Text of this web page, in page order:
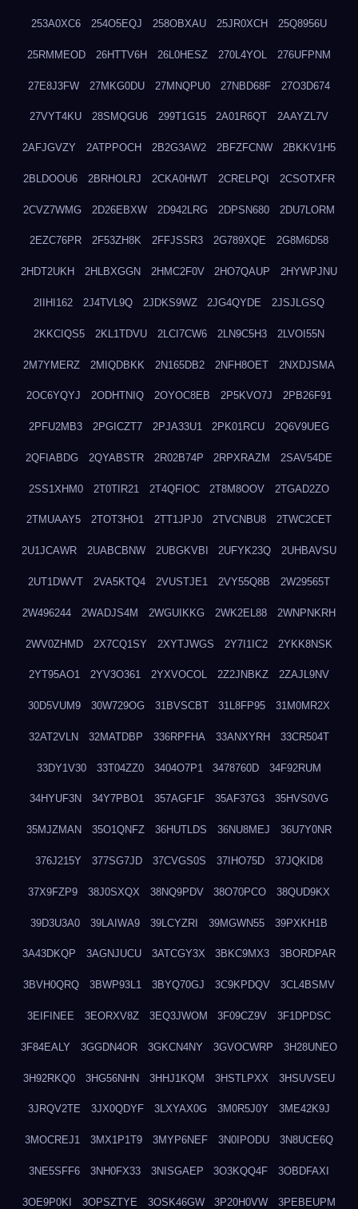
253A0XC6 254O5EQJ 258OBXAU 25JR0XCH 25Q8956U
25RMMEOD 26HTTV6H 26L0HESZ 270L4YOL 276UFPNM
27E8J3FW 27MKG0DU 27MNQPU0 27NBD68F 27O3D674
27VYT4KU 28SMQGU6 299T1G15 2A01R6QT 2AAYZL7V
2AFJGVZY 2ATPPOCH 2B2G3AW2 2BFZFCNW 2BKKV1H5
2BLDOOU6 2BRHOLRJ 2CKA0HWT 2CRELPQI 2CSOTXFR
2CVZ7WMG 2D26EBXW 2D942LRG 2DPSN680 2DU7LORM
2EZC76PR 2F53ZH8K 2FFJSSR3 2G789XQE 2G8M6D58
2HDT2UKH 2HLBXGGN 2HMC2F0V 2HO7QAUP 2HYWPJNU
2IIHI162 2J4TVL9Q 2JDKS9WZ 2JG4QYDE 2JSJLGSQ
2KKCIQS5 2KL1TDVU 2LCI7CW6 2LN9C5H3 2LVOI55N
2M7YMERZ 2MIQDBKK 2N165DB2 2NFH8OET 2NXDJSMA
2OC6YQYJ 2ODHTNIQ 2OYOC8EB 2P5KVO7J 2PB26F91
2PFU2MB3 2PGICZT7 2PJA33U1 2PK01RCU 2Q6V9UEG
2QFIABDG 2QYABSTR 2R02B74P 2RPXRAZM 2SAV54DE
2SS1XHM0 2T0TIR21 2T4QFIOC 2T8M8OOV 2TGAD2ZO
2TMUAAY5 2TOT3HO1 2TT1JPJ0 2TVCNBU8 2TWC2CET
2U1JCAWR 2UABCBNW 2UBGKVBI 2UFYK23Q 2UHBAVSU
2UT1DWVT 2VA5KTQ4 2VUSTJE1 2VY55Q8B 2W29565T
2W496244 2WADJS4M 2WGUIKKG 2WK2EL88 2WNPNKRH
2WV0ZHMD 2X7CQ1SY 2XYTJWGS 2Y7I1IC2 2YKK8NSK
2YT95AO1 2YV3O361 2YXVOCOL 2Z2JNBKZ 2ZAJL9NV
30D5VUM9 30W729OG 31BVSCBT 31L8FP95 31M0MR2X
32AT2VLN 32MATDBP 336RPFHA 33ANXYRH 33CR504T
33DY1V30 33T04ZZ0 3404O7P1 3478760D 34F92RUM
34HYUF3N 34Y7PBO1 357AGF1F 35AF37G3 35HVS0VG
35MJZMAN 35O1QNFZ 36HUTLDS 36NU8MEJ 36U7Y0NR
376J215Y 377SG7JD 37CVGS0S 37IHO75D 37JQKID8
37X9FZP9 38J0SXQX 38NQ9PDV 38O70PCO 38QUD9KX
39D3U3A0 39LAIWA9 39LCYZRI 39MGWN55 39PXKH1B
3A43DKQP 3AGNJUCU 3ATCGY3X 3BKC9MX3 3BORDPAR
3BVH0QRQ 3BWP93L1 3BYQ70GJ 3C9KPDQV 3CL4BSMV
3EIFINEE 3EORXV8Z 3EQ3JWOM 3F09CZ9V 3F1DPDSC
3F84EALY 3GGDN4OR 3GKCN4NY 3GVOCWRP 3H28UNEO
3H92RKQ0 3HG56NHN 3HHJ1KQM 3HSTLPXX 3HSUVSEU
3JRQV2TE 3JX0QDYF 3LXYAX0G 3M0R5J0Y 3ME42K9J
3MOCREJ1 3MX1P1T9 3MYP6NEF 3N0IPODU 3N8UCE6Q
3NE5SFF6 3NH0FX33 3NISGAEP 3O3KQQ4F 3OBDFAXI
3OE9P0KI 3OPSZTYE 3OSK46GW 3P20H0VW 3PEBEUPM